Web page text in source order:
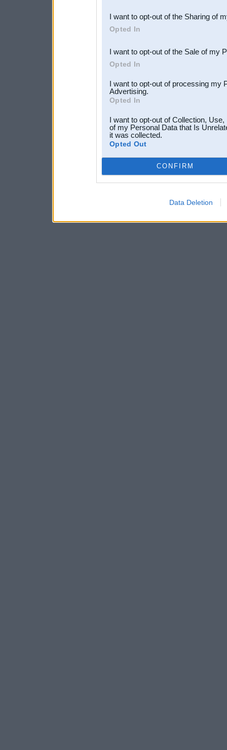
Downstream Participants
third parties.
I want to opt-out of the Sharing of
Opted In
I want to opt-out of the Sale of my
Opted In
I want to opt-out of processing my
Advertising.
Opted In
I want to opt-out of Collection,
of my Personal Data that Is
it was collected.
Opted Out
CONFIRM
Data Deletion